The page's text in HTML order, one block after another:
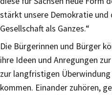
stärkt unsere Demokratie und
Gesellschaft als Ganzes.“
Die Bürgerinnen und Bürger
ihre Ideen und Anregungen
zur langfristigen Überwindung
kommen. Einander zuhören,